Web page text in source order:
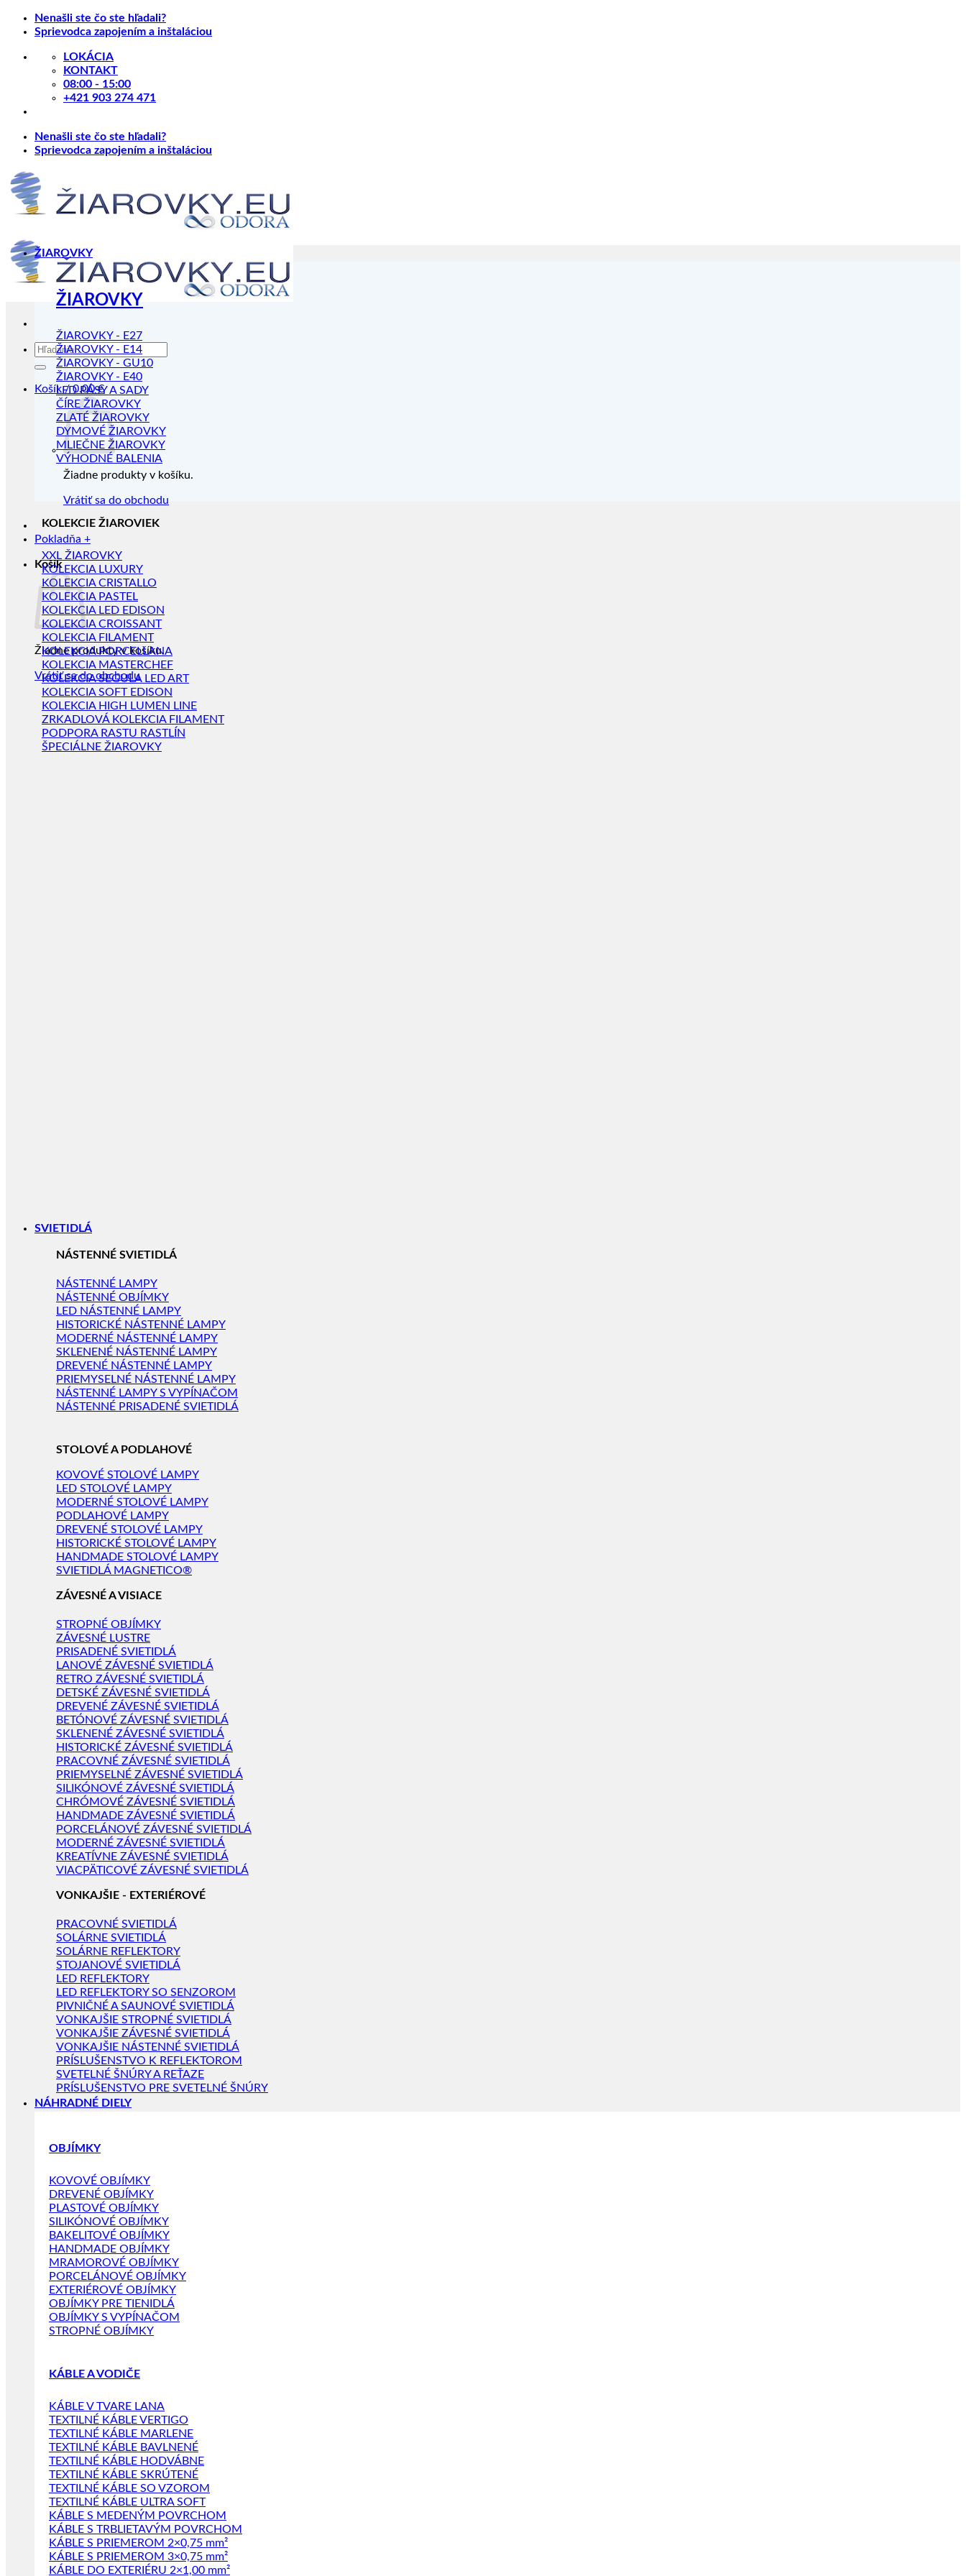
Skip
Nenašli ste čo ste hľadali?
Sprievodca zapojením a inštaláciou
LOKÁCIA
KONTAKT
08:00 - 15:00
+421 903 274 471
Nenašli ste čo ste hľadali?
Sprievodca zapojením a inštaláciou
Hľadať:
Košík /0.00€
Žiadne produkty v košíku.
Vrátiť sa do obchodu
Pokladňa +
Košík
Žiadne produkty v košíku.
Vrátiť sa do obchodu
ŽIAROVKY
ŽIAROVKY
ŽIAROVKY - E27
ŽIAROVKY - E14
ŽIAROVKY - GU10
ŽIAROVKY - E40
LED PÁSY A SADY
ČÍRE ŽIAROVKY
ZLATÉ ŽIAROVKY
DYMOVÉ ŽIAROVKY
MLIEČNE ŽIAROVKY
VÝHODNÉ BALENIA
KOLEKCIE ŽIAROVIEK
XXL ŽIAROVKY
KOLEKCIA LUXURY
KOLEKCIA CRISTALLO
KOLEKCIA PASTEL
KOLEKCIA LED EDISON
KOLEKCIA CROISSANT
KOLEKCIA FILAMENT
KOLEKCIA PORCELLANA
KOLEKCIA MASTERCHEF
KOLEKCIA SEGULA LED ART
KOLEKCIA SOFT EDISON
KOLEKCIA HIGH LUMEN LINE
ZRKADLOVÁ KOLEKCIA FILAMENT
PODPORA RASTU RASTLÍN
ŠPECIÁLNE ŽIAROVKY
SVIETIDLÁ
NÁSTENNÉ SVIETIDLÁ
NÁSTENNÉ LAMPY
NÁSTENNÉ OBJÍMKY
LED NÁSTENNÉ LAMPY
HISTORICKÉ NÁSTENNÉ LAMPY
MODERNÉ NÁSTENNÉ LAMPY
SKLENENÉ NÁSTENNÉ LAMPY
DREVENÉ NÁSTENNÉ LAMPY
PRIEMYSELNÉ NÁSTENNÉ LAMPY
NÁSTENNÉ LAMPY S VYPÍNAČOM
NÁSTENNÉ PRISADENÉ SVIETIDLÁ
STOLOVÉ A PODLAHOVÉ
KOVOVÉ STOLOVÉ LAMPY
LED STOLOVÉ LAMPY
MODERNÉ STOLOVÉ LAMPY
PODLAHOVÉ LAMPY
DREVENÉ STOLOVÉ LAMPY
HISTORICKÉ STOLOVÉ LAMPY
HANDMADE STOLOVÉ LAMPY
SVIETIDLÁ MAGNETICO®
ZÁVESNÉ A VISIACE
STROPNÉ OBJÍMKY
ZÁVESNÉ LUSTRE
PRISADENÉ SVIETIDLÁ
LANOVÉ ZÁVESNÉ SVIETIDLÁ
RETRO ZÁVESNÉ SVIETIDLÁ
DETSKÉ ZÁVESNÉ SVIETIDLÁ
DREVENÉ ZÁVESNÉ SVIETIDLÁ
BETÓNOVÉ ZÁVESNÉ SVIETIDLÁ
SKLENENÉ ZÁVESNÉ SVIETIDLÁ
HISTORICKÉ ZÁVESNÉ SVIETIDLÁ
PRACOVNÉ ZÁVESNÉ SVIETIDLÁ
PRIEMYSELNÉ ZÁVESNÉ SVIETIDLÁ
SILIKÓNOVÉ ZÁVESNÉ SVIETIDLÁ
CHRÓMOVÉ ZÁVESNÉ SVIETIDLÁ
HANDMADE ZÁVESNÉ SVIETIDLÁ
PORCELÁNOVÉ ZÁVESNÉ SVIETIDLÁ
MODERNÉ ZÁVESNÉ SVIETIDLÁ
KREATÍVNE ZÁVESNÉ SVIETIDLÁ
VIACPÄTICOVÉ ZÁVESNÉ SVIETIDLÁ
VONKAJŠIE - EXTERIÉROVÉ
PRACOVNÉ SVIETIDLÁ
SOLÁRNE SVIETIDLÁ
SOLÁRNE REFLEKTORY
STOJANOVÉ SVIETIDLÁ
LED REFLEKTORY
LED REFLEKTORY SO SENZOROM
PIVNIČNÉ A SAUNOVÉ SVIETIDLÁ
VONKAJŠIE STROPNÉ SVIETIDLÁ
VONKAJŠIE ZÁVESNÉ SVIETIDLÁ
VONKAJŠIE NÁSTENNÉ SVIETIDLÁ
PRÍSLUŠENSTVO K REFLEKTOROM
SVETELNÉ ŠNÚRY A REŤAZE
PRÍSLUŠENSTVO PRE SVETELNÉ ŠNÚRY
NÁHRADNÉ DIELY
OBJÍMKY
KOVOVÉ OBJÍMKY
DREVENÉ OBJÍMKY
PLASTOVÉ OBJÍMKY
SILIKÓNOVÉ OBJÍMKY
BAKELITOVÉ OBJÍMKY
HANDMADE OBJÍMKY
MRAMOROVÉ OBJÍMKY
PORCELÁNOVÉ OBJÍMKY
EXTERIÉROVÉ OBJÍMKY
OBJÍMKY PRE TIENIDLÁ
OBJÍMKY S VYPÍNAČOM
STROPNÉ OBJÍMKY
KÁBLE A VODIČE
KÁBLE V TVARE LANA
TEXTILNÉ KÁBLE VERTIGO
TEXTILNÉ KÁBLE MARLENE
TEXTILNÉ KÁBLE BAVLNENÉ
TEXTILNÉ KÁBLE HODVÁBNE
TEXTILNÉ KÁBLE SKRÚTENÉ
TEXTILNÉ KÁBLE SO VZOROM
TEXTILNÉ KÁBLE ULTRA SOFT
KÁBLE S MEDENÝM POVRCHOM
KÁBLE S TRBLIETAVÝM POVRCHOM
KÁBLE S PRIEMEROM 2×0,75 mm²
KÁBLE S PRIEMEROM 3×0,75 mm²
KÁBLE DO EXTERIÉRU 2×1,00 mm²